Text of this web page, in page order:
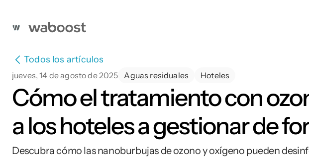
Todos los artículos
jueves, 14 de agosto de 2025 Aguas residuales Hoteles
Cómo el tratamiento con
a los hoteles a gestionar de
Descubra cómo las nanoburbujas de ozono y oxígeno pueden